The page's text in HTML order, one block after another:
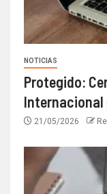
NOTICIAS
Protegido:
Internacional
21/05/2026